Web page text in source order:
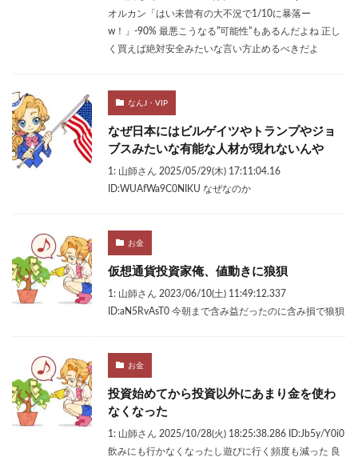
オルカン「はい未曾有の大不況で1/10に暴落ー
w！」-90% 最悪こうなる”可能性”もあるんだよね 正し
く買えば絶対安全みたいな言い方止めるべきだよ
なんJ・VIP
なぜ日本にはビルゲイツやトランプやジョ
ブスみたいな有能な人材が現れないんや
1: 山師さん 2025/05/29(木) 17:11:04.16
ID:WUAfWa9C0NIKU なぜなのか
お金
仮想通貨投資家俺、値動きに狼狽
1: 山師さん 2023/06/10(土) 11:49:12.337
ID:aN5RvAsT0 今朝まで含み益だったのに含み損で狼狽
お金
投資始めてから投資以外にあまり金を使わ
なくなった
1: 山師さん 2025/10/28(火) 18:25:38.286 ID:Jb5y/Y0i0
飲みにも行かなくなったし遊びに行く頻度も減った 良